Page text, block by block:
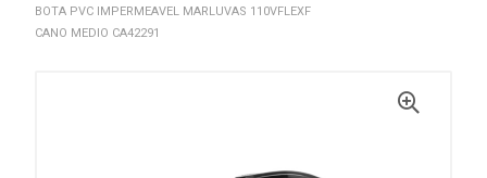
BOTA PVC IMPERMEAVEL MARLUVAS 110VFLEXF
CANO MEDIO CA42291